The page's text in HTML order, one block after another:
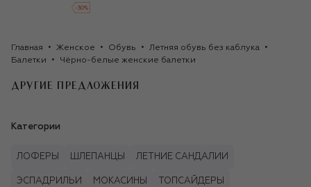
-30%
Главная Женское Обувь
Летняя обувь без каблука
Балетки
Чёрно-белые женские балетки
ДРУГИЕ ПРЕДЛОЖЕНИЯ
Категории
ЛОФЕРЫ ШЛЕПАНЦЫ ЛЕТНИЕ САНДАЛИИ
ЭСПАДРИЛЬИ МОКАСИНЫ ТОПСАЙДЕРЫ